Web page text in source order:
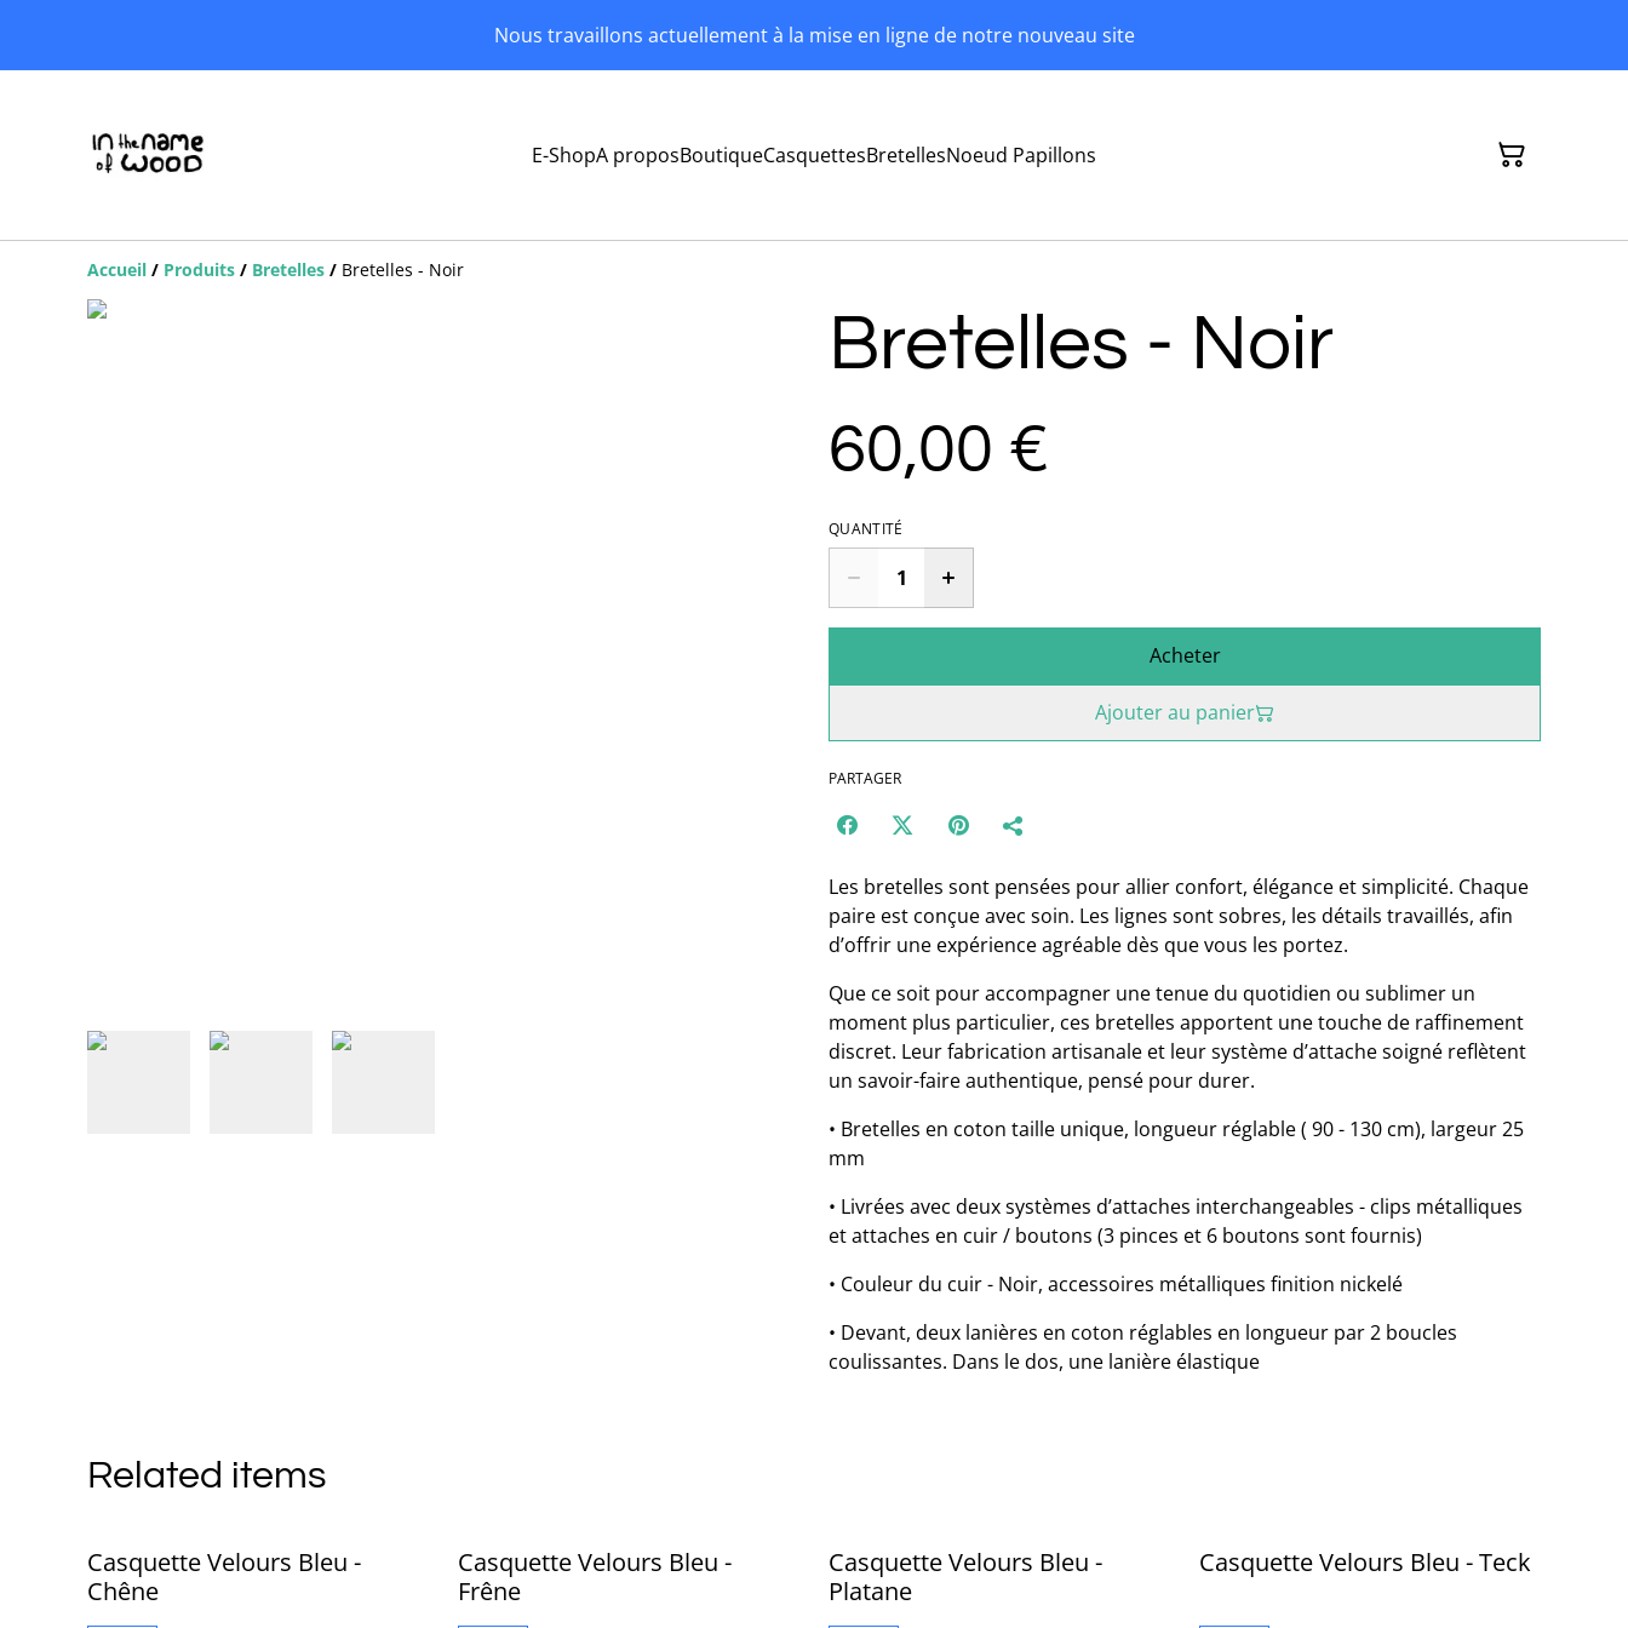
Nous travaillons actuellement à la mise en ligne de notre nouveau site
E-ShopA proposBoutiqueCasquettesBretellesNoeud Papillons
Accueil / Produits / Bretelles / Bretelles - Noir
Bretelles - Noir
60,00 €
QUANTITÉ
Acheter
Ajouter au panier
PARTAGER
Les bretelles sont pensées pour allier confort, élégance et simplicité. Chaque
paire est conçue avec soin. Les lignes sont sobres, les détails travaillés, afin
d’offrir une expérience agréable dès que vous les portez.
Que ce soit pour accompagner une tenue du quotidien ou sublimer un
moment plus particulier, ces bretelles apportent une touche de raffinement
discret. Leur fabrication artisanale et leur système d’attache soigné reflètent
un savoir-faire authentique, pensé pour durer.
• Bretelles en coton taille unique, longueur réglable ( 90 - 130 cm), largeur 25
mm
• Livrées avec deux systèmes d’attaches interchangeables - clips métalliques
et attaches en cuir / boutons (3 pinces et 6 boutons sont fournis)
• Couleur du cuir - Noir, accessoires métalliques finition nickelé
• Devant, deux lanières en coton réglables en longueur par 2 boucles
coulissantes. Dans le dos, une lanière élastique
Related items
Casquette Velours Bleu -
Chêne
Casquette Velours Bleu -
Frêne
Casquette Velours Bleu -
Platane
Casquette Velours Bleu - Teck